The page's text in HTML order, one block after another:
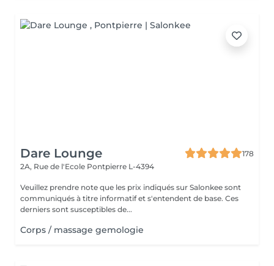
Dare Lounge
178
2A, Rue de l'Ecole Pontpierre L-4394
Veuillez prendre note que les prix indiqués sur Salonkee sont
communiqués à titre informatif et s'entendent de base. Ces
derniers sont susceptibles de...
Corps / massage gemologie